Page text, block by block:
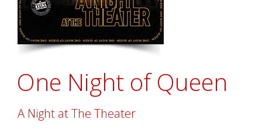
One Night of Queen
A Night at The Theater